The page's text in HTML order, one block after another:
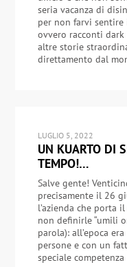
seria vacanza di
per non farvi sentire
ovvero racconti
altre storie
direttamento dal
LUGLIO 5, 2022
UN KUARTO DI
TEMPO!…
Salve gente!
precisamente il 26
l’azienda che porta
non definirle “umili
parola): all’epoca
persone e con un
speciale